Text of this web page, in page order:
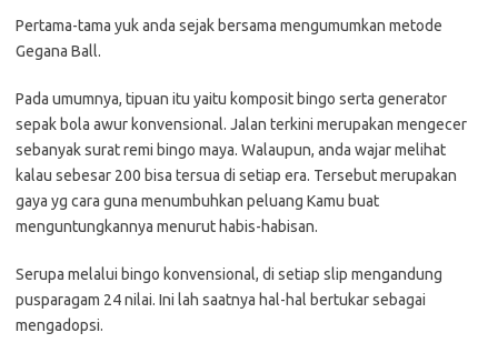
Pertama-tama yuk anda sejak bersama mengumumkan metode
Gegana Ball.
Pada umumnya, tipuan itu yaitu komposit bingo serta generator
sepak bola awur konvensional. Jalan terkini merupakan mengecer
sebanyak surat remi bingo maya. Walaupun, anda wajar melihat
kalau sebesar 200 bisa tersua di setiap era. Tersebut merupakan
gaya yg cara guna menumbuhkan peluang Kamu buat
menguntungkannya menurut habis-habisan.
Serupa melalui bingo konvensional, di setiap slip mengandung
pusparagam 24 nilai. Ini lah saatnya hal-hal bertukar sebagai
mengadopsi.